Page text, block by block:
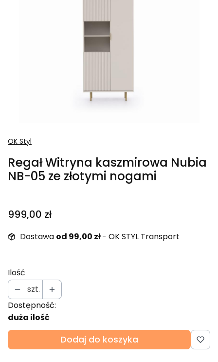
OK Styl
Regał Witryna kaszmirowa Nubia
NB-05 ze złotymi nogami
Cena
999,00 zł
Dostawa od 99,00 zł- OK STYL Transport
Ilość
szt.
Dostępność:
duża ilość
Dodaj do koszyka